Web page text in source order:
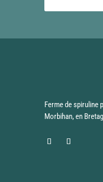
Ferme de spiruline
Morbihan, en